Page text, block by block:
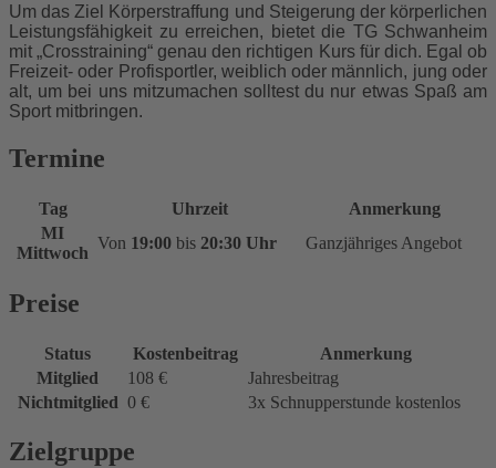
Um das Ziel Körperstraffung und Steigerung der körperlichen
Leistungsfähigkeit zu erreichen, bietet die TG Schwanheim
mit „Crosstraining“ genau den richtigen Kurs für dich. Egal ob
Freizeit- oder Profisportler, weiblich oder männlich, jung oder
alt, um bei uns mitzumachen solltest du nur etwas Spaß am
Sport mitbringen.
Termine
Tag Uhrzeit
Anmerkung
MI
Mittwoch
Von 19:00 bis 20:30 Uhr Ganzjähriges Angebot
Preise
Status Kostenbeitrag
Anmerkung
Mitglied
108 €
Jahresbeitrag
Nichtmitglied 0 € 3x Schnupperstunde kostenlos
Zielgruppe